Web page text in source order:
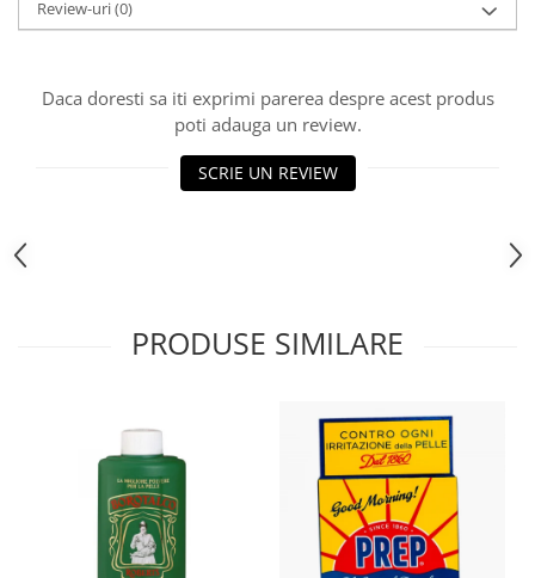
Bere italiana
Bauturi aperitive, alcoolice
Sucuri si bauturi racoritoare
Pandoro si Balocco
Produse de patiserie
Review-uri(0)
Daca doresti sa iti exprimi parerea despre acest produs
poti adauga un review.
SCRIE UN REVIEW
PRODUSE SIMILARE